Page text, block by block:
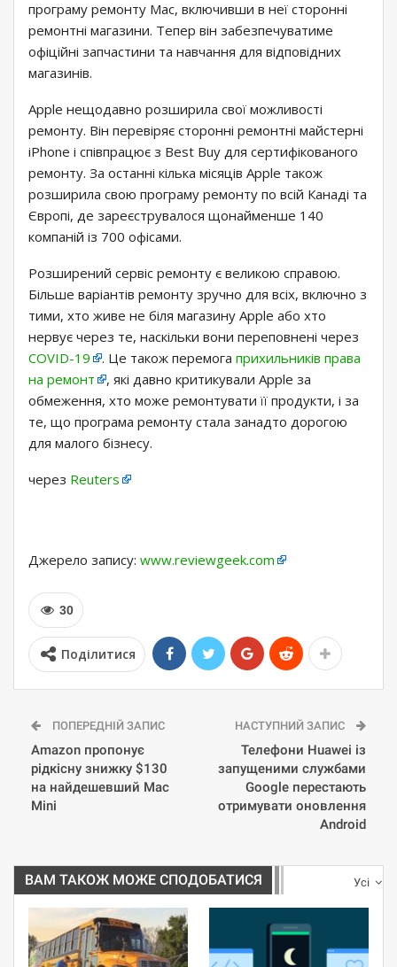
програму ремонту Mac, включивши в неї сторонні
ремонтні магазини. Тепер він забезпечуватиме
офіційні запчастини та навчання для відповідних
магазинів.
Apple нещодавно розширила свої можливості
ремонту. Він перевіряє сторонні ремонтні майстерні
iPhone і співпрацює з Best Buy для сертифікованого
ремонту. За останні кілька місяців Apple також
розширила свою програму ремонту по всій Канаді та
Європі, де зареєструвалося щонайменше 140
компаній із 700 офісами.
Розширений сервіс ремонту є великою справою.
Більше варіантів ремонту зручно для всіх, включно з
тими, хто живе не біля магазину Apple або хто
нервує через те, наскільки вони переповнені через
COVID-19
. Це також перемога прихильників права
на ремонт
, які давно критикували Apple за
обмеження, хто може ремонтувати її продукти, і за
те, що програма ремонту стала занадто дорогою
для малого бізнесу.
через Reuters
Джерело запису: www.reviewgeek.com
30
Поділитися
ПОПЕРЕДНІЙ ЗАПИС
Amazon пропонує
рідкісну знижку $130
на найдешевший Mac
Mini
НАСТУПНИЙ ЗАПИС
Телефони Huawei із
запущеними службами
Google перестають
отримувати оновлення
Android
Усі
ВАМ ТАКОЖ МОЖЕ СПОДОБАТИСЯ